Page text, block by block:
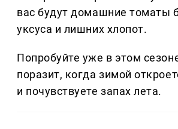
вас будут домашние томаты
уксуса и лишних хлопот.
Попробуйте уже в этом
поразит, когда зимой
и почувствуете запах лета.